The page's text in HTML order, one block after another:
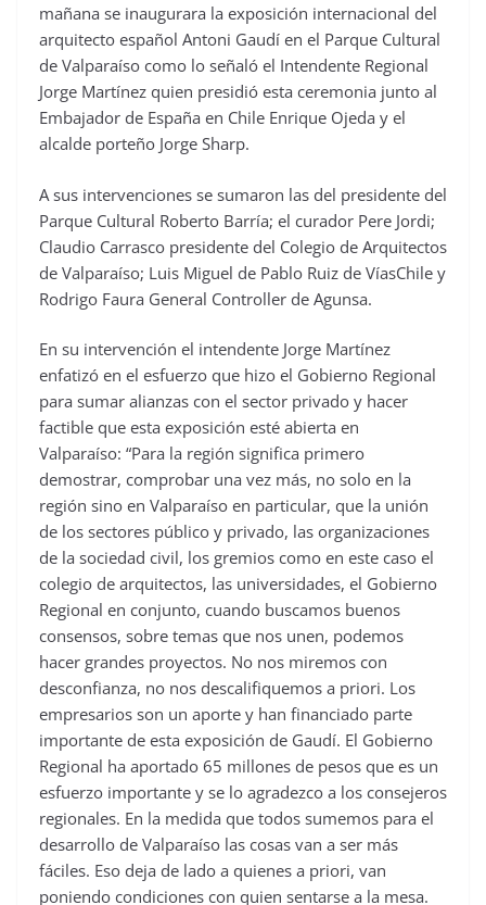
mañana se inaugurara la exposición internacional del
arquitecto español Antoni Gaudí en el Parque Cultural
de Valparaíso como lo señaló el Intendente Regional
Jorge Martínez quien presidió esta ceremonia junto al
Embajador de España en Chile Enrique Ojeda y el
alcalde porteño Jorge Sharp.
A sus intervenciones se sumaron las del presidente del
Parque Cultural Roberto Barría; el curador Pere Jordi;
Claudio Carrasco presidente del Colegio de Arquitectos
de Valparaíso; Luis Miguel de Pablo Ruiz de VíasChile y
Rodrigo Faura General Controller de Agunsa.
En su intervención el intendente Jorge Martínez
enfatizó en el esfuerzo que hizo el Gobierno Regional
para sumar alianzas con el sector privado y hacer
factible que esta exposición esté abierta en
Valparaíso: “Para la región significa primero
demostrar, comprobar una vez más, no solo en la
región sino en Valparaíso en particular, que la unión
de los sectores público y privado, las organizaciones
de la sociedad civil, los gremios como en este caso el
colegio de arquitectos, las universidades, el Gobierno
Regional en conjunto, cuando buscamos buenos
consensos, sobre temas que nos unen, podemos
hacer grandes proyectos. No nos miremos con
desconfianza, no nos descalifiquemos a priori. Los
empresarios son un aporte y han financiado parte
importante de esta exposición de Gaudí. El Gobierno
Regional ha aportado 65 millones de pesos que es un
esfuerzo importante y se lo agradezco a los consejeros
regionales. En la medida que todos sumemos para el
desarrollo de Valparaíso las cosas van a ser más
fáciles. Eso deja de lado a quienes a priori, van
poniendo condiciones con quien sentarse a la mesa.